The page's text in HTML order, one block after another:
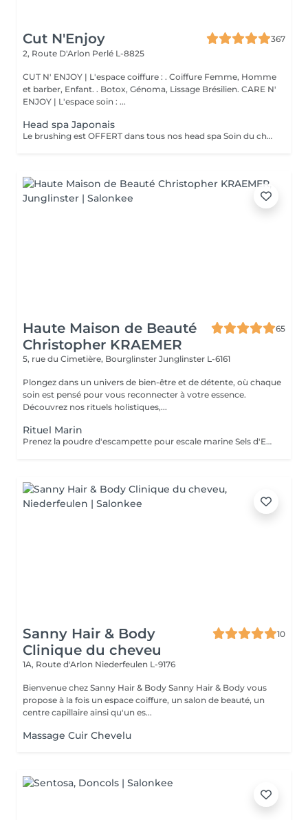
Cut N'Enjoy
367
2, Route D'Arlon Perlé L-8825
CUT N' ENJOY | L'espace coiffure : . Coiffure Femme, Homme
et barber, Enfant. . Botox, Génoma, Lissage Brésilien. CARE N'
ENJOY | L'espace soin : ...
Head spa Japonais
Le brushing est OFFERT dans tous nos head spa Soin du cheveu, du cuir chevelu, massage du haut du corps et massage crânien sous les jet japonais
Haute Maison de Beauté
Christopher KRAEMER
65
5, rue du Cimetière, Bourglinster Junglinster L-6161
Plongez dans un univers de bien-être et de détente, où chaque
soin est pensé pour vous reconnecter à votre essence.
Découvrez nos rituels holistiques,...
Rituel Marin
Prenez la poudre d'escampette pour escale marine Sels d'Epsom, algues, poudre de pierres précieuses, huiles essentielles de Lédon De Groenland, c'est tout un programme qui vous attend afin de vous reminéraliser, vous purifier mais aussi vous détendre et à la fois vous énergiser Véritable moment de relaxation complète. Sauna infrarouge, Massage shiatsu, bol d'air jacquier, douche. Onction du huiles précieuses, hammam crânien, facial et respiratoire, bains rythmés avec méditation guidée, exercices de sophrologie, shampooing, pose de masque et massage crânien, rituel de la cascade, rinçage à l'infusion de plantes qui clôture le soin. Le soin ne comprend pas le brushing
Sanny Hair & Body
Clinique du cheveu
10
1A, Route d'Arlon Niederfeulen L-9176
Bienvenue chez Sanny Hair & Body Sanny Hair & Body vous
propose à la fois un espace coiffure, un salon de beauté, un
centre capillaire ainsi qu'un es...
Massage Cuir Chevelu